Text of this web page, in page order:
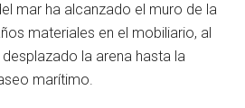
mar ha alcanzado el muro de la
materiales en el mobiliario, al
la arena hasta la
marítimo.